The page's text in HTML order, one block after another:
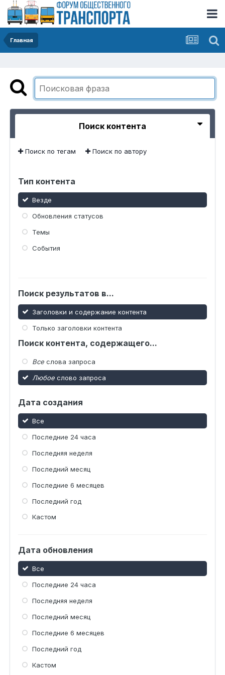
Главная
Поиск контента
Поиск по тегам Поиск по автору
Тип контента
Везде
Обновления статусов
Темы
События
Поиск результатов в...
Заголовки и содержание контента
Только заголовки контента
Поиск контента, содержащего...
Все слова запроса
Любое слово запроса
Дата создания
Все
Последние 24 часа
Последняя неделя
Последний месяц
Последние 6 месяцев
Последний год
Кастом
Дата обновления
Все
Последние 24 часа
Последняя неделя
Последний месяц
Последние 6 месяцев
Последний год
Кастом